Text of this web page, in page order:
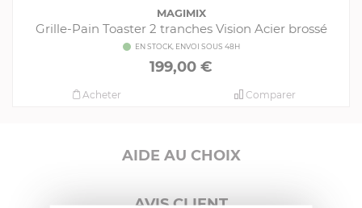
MAGIMIX
Grille-Pain Toaster 2 tranches Vision Acier brossé
EN STOCK, ENVOI SOUS 48H
199,00 €
Comparer
Acheter
AIDE AU CHOIX
AVIS CLIENT